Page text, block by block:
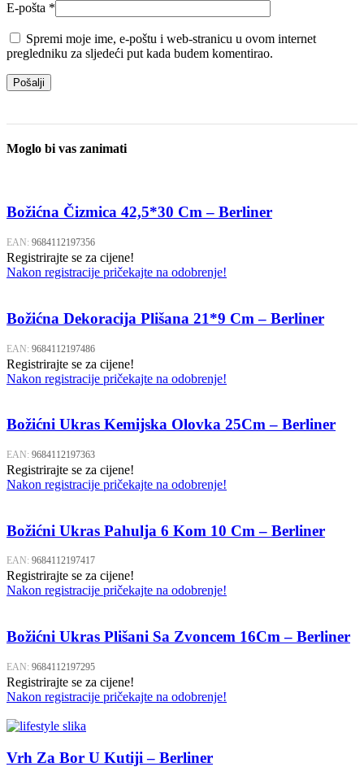
E-pošta *
Spremi moje ime, e-poštu i web-stranicu u ovom internet
pregledniku za sljedeći put kada budem komentirao.
Moglo bi vas zanimati
Božićna Čizmica 42,5*30 Cm – Berliner
EAN: 9684112197356
Registrirajte se za cijene!
Nakon registracije pričekajte na odobrenje!
Božićna Dekoracija Plišana 21*9 Cm – Berliner
EAN: 9684112197486
Registrirajte se za cijene!
Nakon registracije pričekajte na odobrenje!
Božićni Ukras Kemijska Olovka 25Cm – Berliner
EAN: 9684112197363
Registrirajte se za cijene!
Nakon registracije pričekajte na odobrenje!
Božićni Ukras Pahulja 6 Kom 10 Cm – Berliner
EAN: 9684112197417
Registrirajte se za cijene!
Nakon registracije pričekajte na odobrenje!
Božićni Ukras Plišani Sa Zvoncem 16Cm – Berliner
EAN: 9684112197295
Registrirajte se za cijene!
Nakon registracije pričekajte na odobrenje!
Vrh Za Bor U Kutiji – Berliner